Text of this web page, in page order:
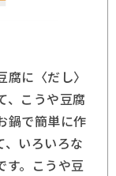
に〈だし〉
、こうや豆腐
鍋で簡単に作
、いろいろな
す。こうや豆